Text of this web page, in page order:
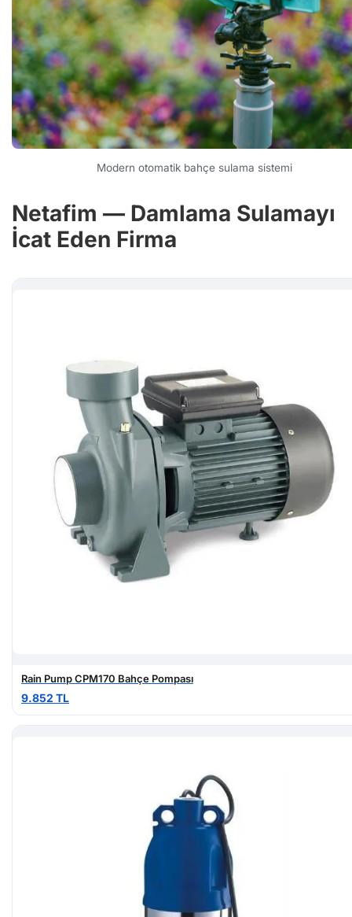
Modern otomatik bahçe sulama sistemi
Netafim — Damlama Sulamayı
İcat Eden Firma
Rain Pump CPM170 Bahçe Pompası
9.852 TL